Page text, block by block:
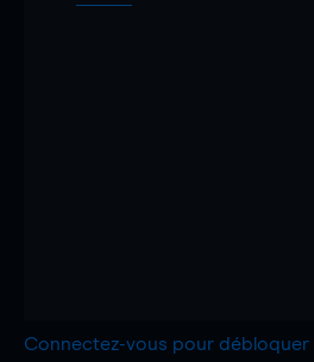
Connectez-vous pour débloquer